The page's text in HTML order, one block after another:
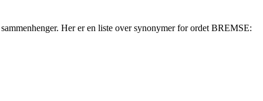
Her er en liste over synonymer for ordet BREMSE: